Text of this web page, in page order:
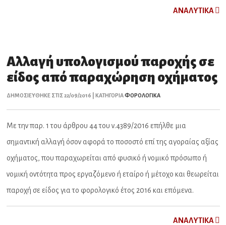
ΑNAΛYTIKA
Αλλαγή υπολογισμού παροχής σε
είδος από παραχώρηση οχήματος
ΔΗΜΟΣΙΕΥΘΗΚΕ ΣΤΙΣ 22/09/2016 | ΚΑΤΗΓΟΡΙΑΦΟΡΟΛΟΓΙΚΑ
Με την παρ. 1 του άρθρου 44 του ν.4389/2016 επήλθε μια
σημαντική αλλαγή όσον αφορά το ποσοστό επί της αγοραίας αξίας
οχήματος, που παραχωρείται από φυσικό ή νομικό πρόσωπο ή
νομική οντότητα προς εργαζόμενο ή εταίρο ή μέτοχο και θεωρείται
παροχή σε είδος για το φορολογικό έτος 2016 και επόμενα.
ΑNAΛYTIKA